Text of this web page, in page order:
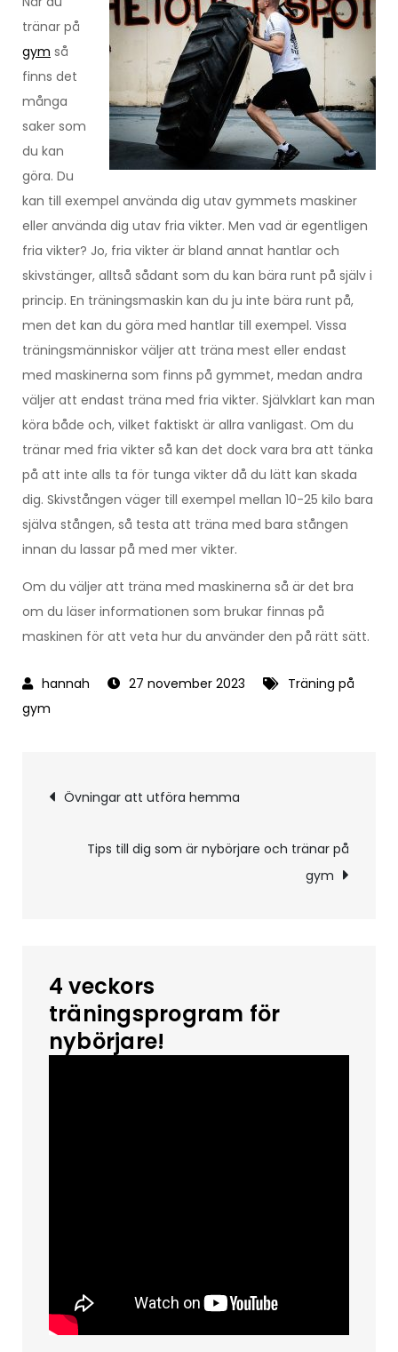
tränar på
gym så
finns det
många
saker som
du kan
göra. Du
kan till exempel använda dig utav gymmets maskiner
eller använda dig utav fria vikter. Men vad är egentligen
fria vikter? Jo, fria vikter är bland annat hantlar och
skivstänger, alltså sådant som du kan bära runt på själv i
princip. En träningsmaskin kan du ju inte bära runt på,
men det kan du göra med hantlar till exempel. Vissa
träningsmänniskor väljer att träna mest eller endast
med maskinerna som finns på gymmet, medan andra
väljer att endast träna med fria vikter. Självklart kan man
köra både och, vilket faktiskt är allra vanligast. Om du
tränar med fria vikter så kan det dock vara bra att tänka
på att inte alls ta för tunga vikter då du lätt kan skada
dig. Skivstången väger till exempel mellan 10-25 kilo bara
själva stången, så testa att träna med bara stången
innan du lassar på med mer vikter.
Om du väljer att träna med maskinerna så är det bra
om du läser informationen som brukar finnas på
maskinen för att veta hur du använder den på rätt sätt.
27 november 2023
Träning på
gym
Inläggsnavigering
Övningar att utföra hemma
Tips till dig som är nybörjare och tränar på
gym
4 veckors
träningsprogram för
nybörjare!